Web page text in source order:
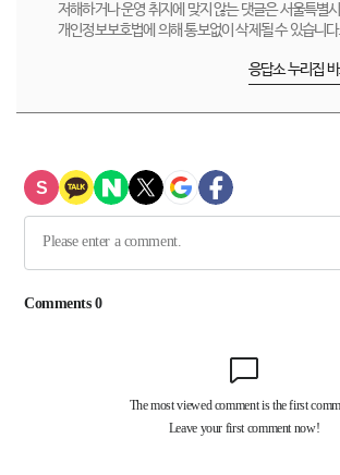
저해하거나 운영 취지에 맞지 않는 댓글은 서울특별
개인정보보호법에 의해 통보없이 삭제될 수 있습니다.
응답소 누리집 바